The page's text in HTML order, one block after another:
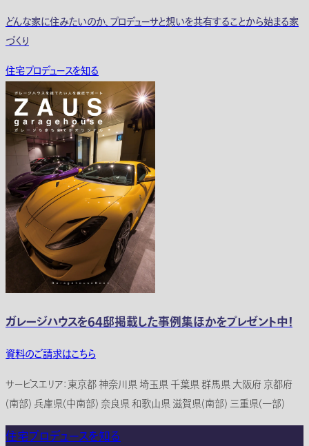
どんな家に住みたいのか、プロデューサと想いを共有することから始まる家
づくり
住宅プロデュースを知る
ガレージハウスを64邸掲載した事例集ほかをプレゼント中！
資料のご請求はこちら
サービスエリア：東京都 神奈川県 埼玉県 千葉県 群馬県 大阪府 京都府
(南部) 兵庫県(中南部) 奈良県 和歌山県 滋賀県(南部) 三重県(一部)
住宅プロデュースを知る